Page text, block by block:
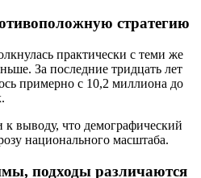
стратегию
практически с теми же
За последние тридцать лет
примерно с 10,2 миллиона до
выводу, что демографический
национального масштаба.
подходы различаются